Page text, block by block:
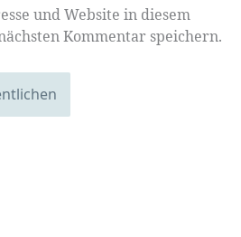
und Website in diesem
Kommentar speichern.